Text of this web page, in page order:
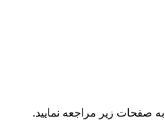
صفحات زیر مراجعه نمایید.